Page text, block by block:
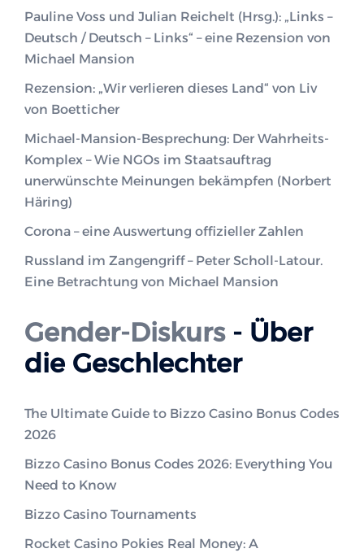
Pauline Voss und Julian Reichelt (Hrsg.): „Links –
Deutsch / Deutsch – Links“ – eine Rezension von
Michael Mansion
Rezension: „Wir verlieren dieses Land“ von Liv
von Boetticher
Michael-Mansion-Besprechung: Der Wahrheits-
Komplex – Wie NGOs im Staatsauftrag
unerwünschte Meinungen bekämpfen (Norbert
Häring)
Corona – eine Auswertung offizieller Zahlen
Russland im Zangengriff – Peter Scholl-Latour.
Eine Betrachtung von Michael Mansion
Gender-Diskurs- Über
die Geschlechter
The Ultimate Guide to Bizzo Casino Bonus Codes
2026
Bizzo Casino Bonus Codes 2026: Everything You
Need to Know
Bizzo Casino Tournaments
Rocket Casino Pokies Real Money: A